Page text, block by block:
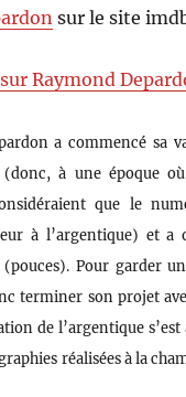
sur le site
Raymond
a commencé sa
à une époque
que le
à l’argentique) et a
(pouces). Pour garder
terminer son projet
de l’argentique
réalisées à la